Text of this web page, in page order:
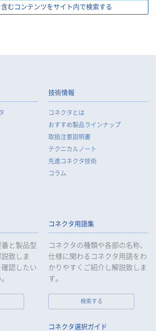
むコンテンツをサイト内で検索する
技術情報
コネクタとは
おすすめ製品ラインナップ
取扱注意説明書
テクニカルノート
先進コネクタ技術
コラム
と製品型
致しま
認したい
コネクタ用語集
コネクタの種類や各部の名称、
仕様に関わるコネクタ用語をわ
かりやすくご紹介し解説致しま
す。
検索する
コネクタ選択ガイド